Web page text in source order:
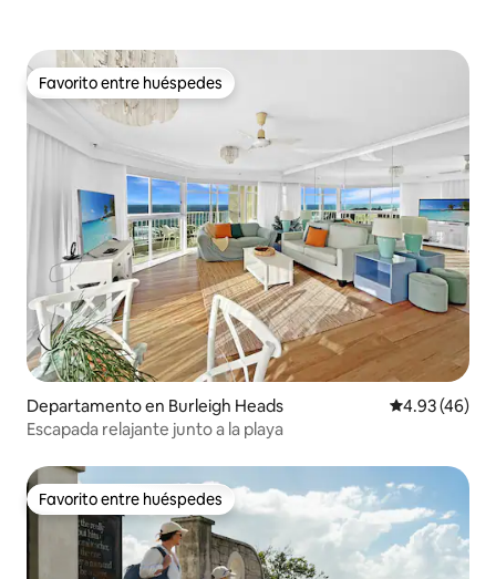
Favorito entre huéspedes
Favorito entre huéspedes
Departamento en Burleigh Heads Calificación
4.93 (46)
Escapada relajante junto a la playa
Favorito entre huéspedes
Favorito entre huéspedes